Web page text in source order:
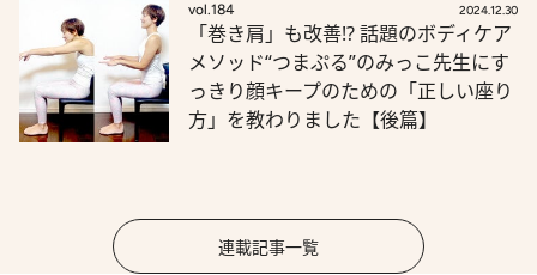
vol.184 2024.12.30
「巻き肩」も改善!? 話題のボディケア
メソッド“つまぷる”のみっこ先生にす
っきり顔キープのための「正しい座り
方」を教わりました【後篇】
連載記事一覧